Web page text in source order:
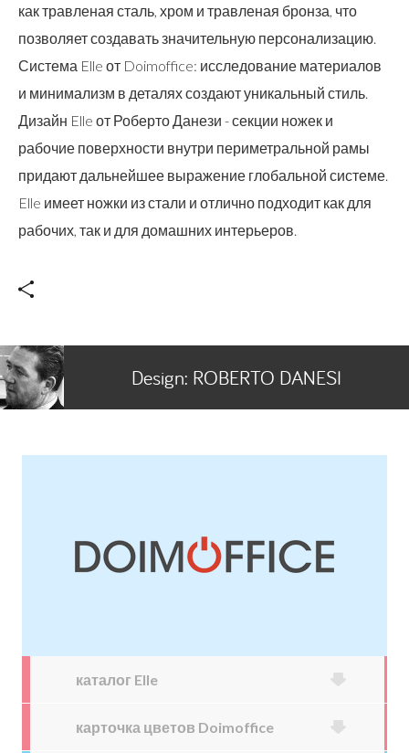
как травленая сталь, хром и травленая бронза, что
позволяет создавать значительную персонализацию.
Система Elle от Doimoffice: исследование материалов
и минимализм в деталях создают уникальный стиль.
Дизайн Elle от Роберто Данези - секции ножек и
рабочие поверхности внутри периметральной рамы
придают дальнейшее выражение глобальной системе.
Elle имеет ножки из стали и отлично подходит как для
рабочих, так и для домашних интерьеров.
Design: ROBERTO DANESI
каталог Elle
карточка цветов Doimoffice